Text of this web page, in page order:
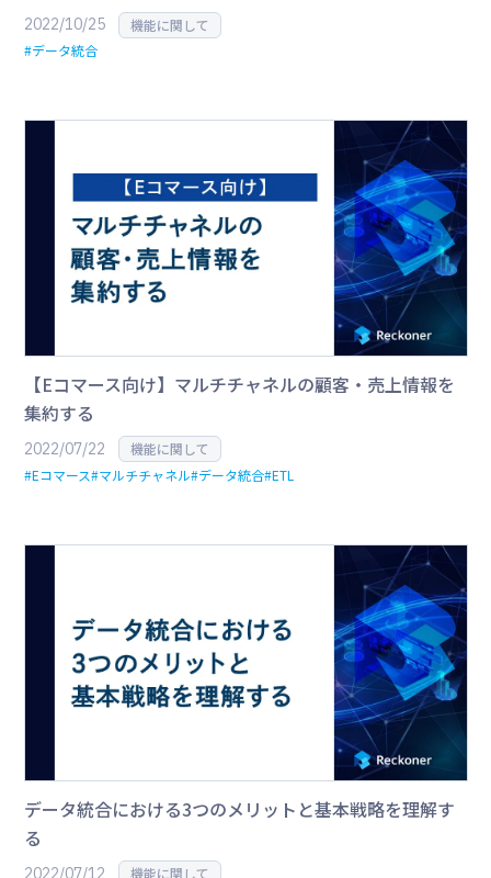
2022/10/25
機能に関して
#データ統合
【Eコマース向け】マルチチャネルの顧客・売上情報を
集約する
2022/07/22
機能に関して
#Eコマース#マルチチャネル#データ統合#ETL
データ統合における3つのメリットと基本戦略を理解す
る
2022/07/12
機能に関して